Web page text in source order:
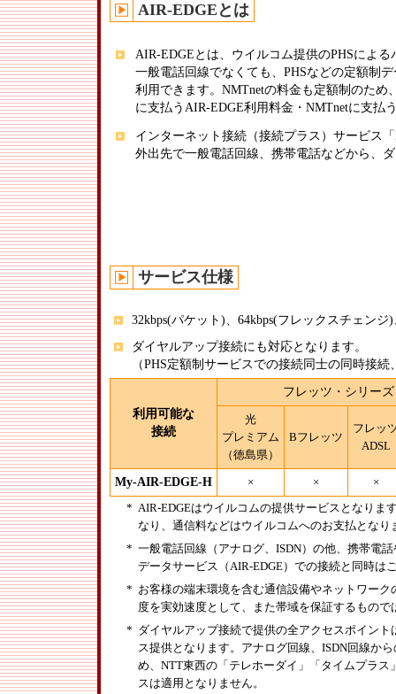
AIR-EDGEとは
AIR-EDGEとは、ウイルコム提供のPHSによ
一般電話回線でなくても、PHSなどの定額制
利用できます。NMTnetの料金も定額制のた
に支払うAIR-EDGE利用料金・NMTnetに支払
インターネット接続（接続プラス）サービス
外出先で一般電話回線、携帯電話などから、
サービス仕様
32kbps(パケット)、64kbps(フレックスチェン
ダイヤルアップ接続にも対応となります。
（PHS定額制サービスでの接続同士の同時接
利用可能な
接続
フレッツ・シリーズ
光
プレミアム
（徳島県）
Bフレッツ
フレッ
ADSL
My-AIR-EDGE-H × ×
×
* AIR-EDGEはウイルコムの提供サービスとなりま
なり、通信料などはウイルコムへのお支払とな
* 一般電話回線（アナログ、ISDN）の他、携帯電
データサービス（AIR-EDGE）での接続と同時は
* お客様の端末環境を含む通信設備やネットワー
度を実効速度として、また帯域を保証するもので
* ダイヤルアップ接続で提供の全アクセスポイン
ス提供となります。アナログ回線、ISDN回線か
め、NTT東西の「テレホーダイ」「タイムプラ
スは適用となりません。